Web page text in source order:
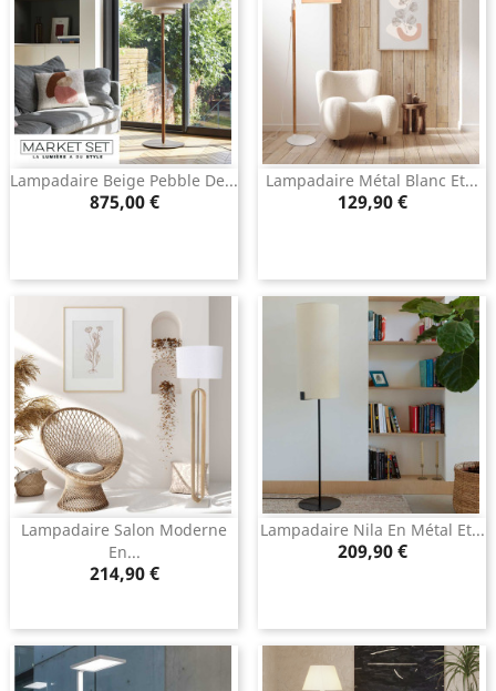
Lampadaire Beige Pebble De...
Prix
875,00 €
Lampadaire Métal Blanc Et...
Prix
129,90 €
Lampadaire Salon Moderne
En...
Prix
214,90 €
Lampadaire Nila En Métal Et...
Prix
209,90 €